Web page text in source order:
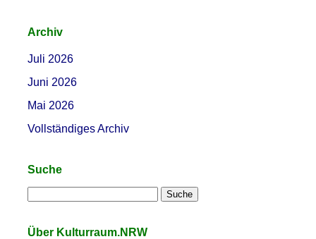
Archiv
Juli 2026
Juni 2026
Mai 2026
Vollständiges Archiv
Suche
Über Kulturraum.NRW